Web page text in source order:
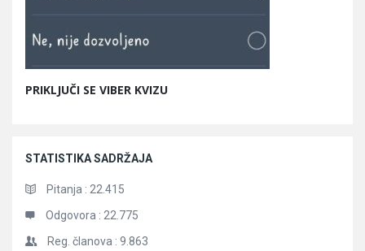
PRIKLJUČI SE VIBER KVIZU
STATISTIKA SADRŽAJA
Pitanja : 22.415
Odgovora : 22.775
Reg. članova : 9.863